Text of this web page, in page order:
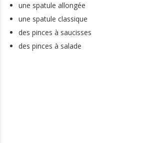
une spatule allongée
une spatule classique
des pinces à saucisses
des pinces à salade